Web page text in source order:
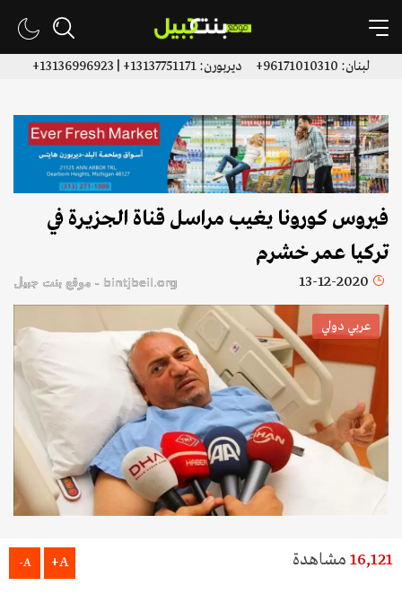
لبنان: 96171010310+ ديربورن: 13137751171+ | 13136996923+
فيروس كورونا يغيب مراسل قناة الجزيرة في
تركيا عمر خشرم
13-12-2020 bintjbeil.org - موقع بنت جبيل
عربي دولي
16,121 مشاهدة A+
A-